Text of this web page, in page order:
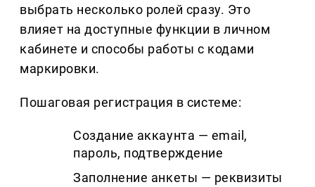
выбрать несколько ролей сразу. Это
влияет на доступные функции в личном
кабинете и способы работы с кодами
маркировки.
Пошаговая регистрация в системе:
Создание аккаунта — email,
пароль, подтверждение
Заполнение анкеты — реквизиты